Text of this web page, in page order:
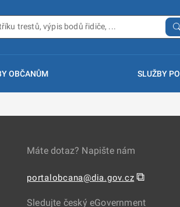
OBČANŮM SLUŽBY
Máte dotaz? Napište nám
portalobcana@dia.gov.cz ⧉
Sledujte český eGovernment